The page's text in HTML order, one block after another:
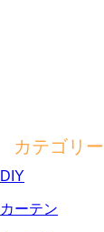
カテゴリー
DIY
カーテン